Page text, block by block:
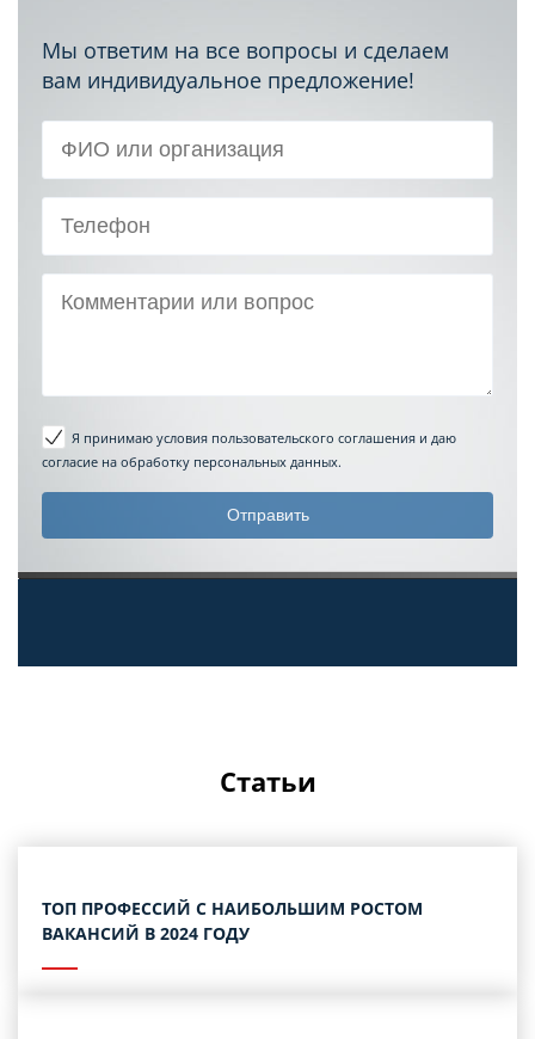
Мы ответим на все вопросы и сделаем
вам индивидуальное предложение!
Я принимаю условия пользовательского соглашения и даю
согласие на обработку персональных данных.
Статьи
ТОП ПРОФЕССИЙ С НАИБОЛЬШИМ РОСТОМ
ВАКАНСИЙ В 2024 ГОДУ